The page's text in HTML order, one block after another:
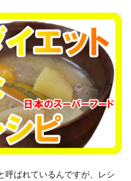
呼ばれているんですが、レシ